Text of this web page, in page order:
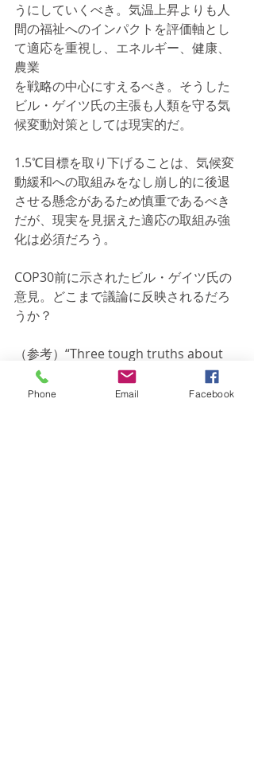
うにしていくべき。気温上昇よりも人
間の福祉へのインパクトを評価軸とし
て適応を重視し、エネルギー、健康、
農業
を戦略の中心にすえるべき。そうした
ビル・ゲイツ氏の主張も人類を守る気
候変動対策としては現実的だ。
1.5℃目標を取り下げることは、気候変
動緩和への取組みをなし崩し的に後退
させる懸念があるため慎重であるべき
だが、現実を見据えた適応の取組み強
化は必須だろう。
COP30前に示されたビル・ゲイツ氏の
意見。どこまで議論に反映されるだろ
うか？
（参考）“Three tough truths about
climate”, GatesNotes
https://www.gatesnotes.com/work/ac
Phone Email Facebook